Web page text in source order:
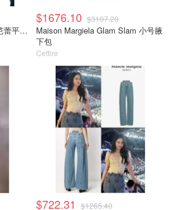
Maison Margiela Tabi 镜面芭蕾平底鞋
$1676.10 $3107.20
Maison Margiela Glam Slam 小号腋
下包
Cettire
$722.31 $1265.40